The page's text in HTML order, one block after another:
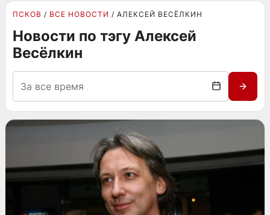
ПСКОВ ВСЕ НОВОСТИ АЛЕКСЕЙ ВЕСЁЛКИН
Новости по тэгу Алексей
Весёлкин